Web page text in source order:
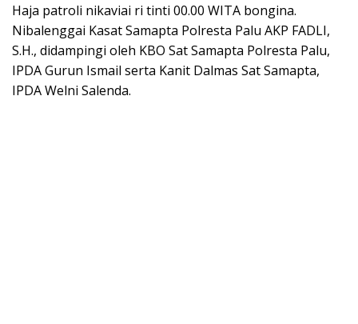
Haja patroli nikaviai ri tinti 00.00 WITA bongina.
Nibalenggai Kasat Samapta Polresta Palu AKP FADLI,
S.H., didampingi oleh KBO Sat Samapta Polresta Palu,
IPDA Gurun Ismail serta Kanit Dalmas Sat Samapta,
IPDA Welni Salenda.